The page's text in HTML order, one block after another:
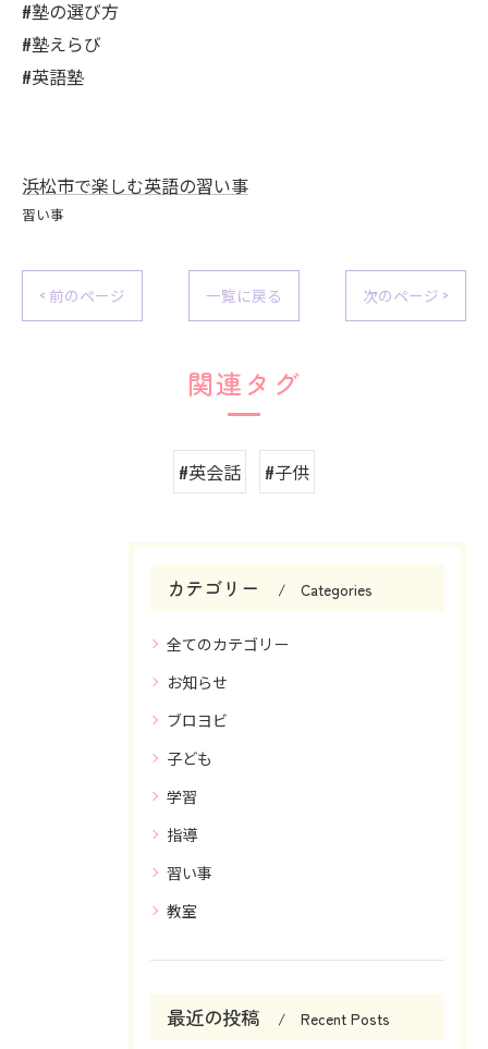
#塾の選び方
#塾えらび
#英語塾
浜松市で楽しむ英語の習い事
習い事
< 前のページ 一覧に戻る 次のページ >
関連タグ
#英会話 #子供
カテゴリー Categories
全てのカテゴリー
お知らせ
ブロヨビ
子ども
学習
指導
習い事
教室
最近の投稿 Recent Posts